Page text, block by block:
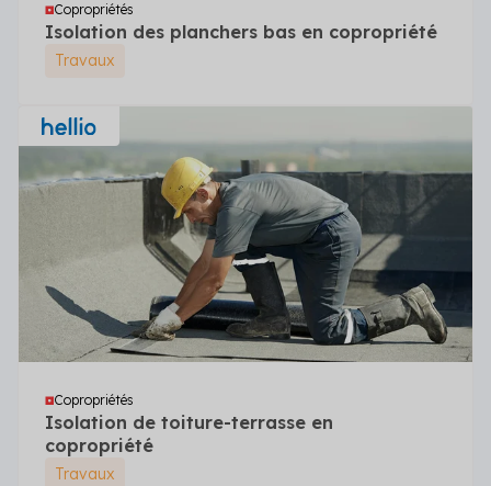
Copropriétés
Isolation des planchers bas en copropriété
Travaux
Copropriétés
Isolation de toiture-terrasse en
copropriété
Travaux